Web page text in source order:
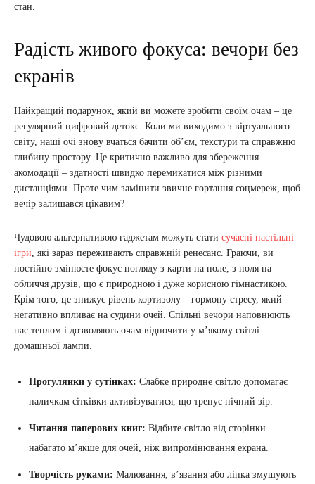
стан.
Радість живого фокуса: вечори без
екранів
Найкращий подарунок, який ви можете зробити своїм очам – це
регулярний цифровий детокс. Коли ми виходимо з віртуального
світу, наші очі знову вчаться бачити об’єм, текстури та справжню
глибину простору. Це критично важливо для збереження
акомодації – здатності швидко перемикатися між різними
дистанціями. Проте чим замінити звичне гортання соцмереж, щоб
вечір залишався цікавим?
Чудовою альтернативою гаджетам можуть стати сучасні настільні
ігри , які зараз переживають справжній ренесанс. Граючи, ви
постійно змінюєте фокус погляду з карти на поле, з поля на
обличчя друзів, що є природною і дуже корисною гімнастикою.
Крім того, це знижує рівень кортизолу – гормону стресу, який
негативно впливає на судини очей. Спільні вечори наповнюють
нас теплом і дозволяють очам відпочити у м’якому світлі
домашньої лампи.
Прогулянки у сутінках: Слабке природне світло допомагає
паличкам сітківки активізуватися, що тренує нічний зір.
Читання паперових книг: Відбите світло від сторінки
набагато м’якше для очей, ніж випромінювання екрана.
Творчість руками: Малювання, в’язання або ліпка змушують